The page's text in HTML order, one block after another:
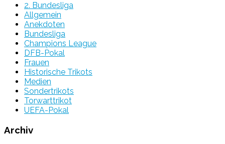
2. Bundesliga
Allgemein
Anekdoten
Bundesliga
Champions League
DFB-Pokal
Frauen
Historische Trikots
Medien
Sondertrikots
Torwarttrikot
UEFA-Pokal
Archiv